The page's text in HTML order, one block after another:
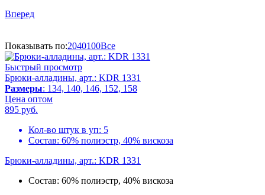
Вперед
Показывать по:2040100Все
Быстрый просмотр
Брюки-алладины, арт.: KDR 1331
Размеры: 134, 140, 146, 152, 158
Цена оптом
895 руб.
Кол-во штук в уп: 5
Состав: 60% полиэстр, 40% вискоза
Брюки-алладины, арт.: KDR 1331
Состав: 60% полиэстр, 40% вискоза